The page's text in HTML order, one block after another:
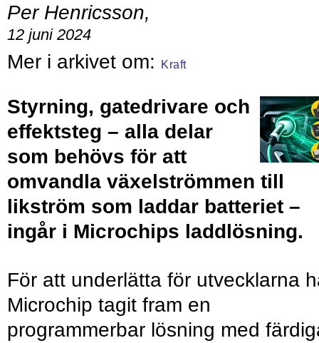
Per Henricsson,
12 juni 2024
Kraft
Styrning, gatedrivare och
effektsteg – alla delar
som behövs för att
omvandla växelströmmen till
likström som laddar batteriet –
ingår i Microchips laddlösning.
För att underlätta för utvecklarna
Microchip tagit fram en
programmerbar lösning med